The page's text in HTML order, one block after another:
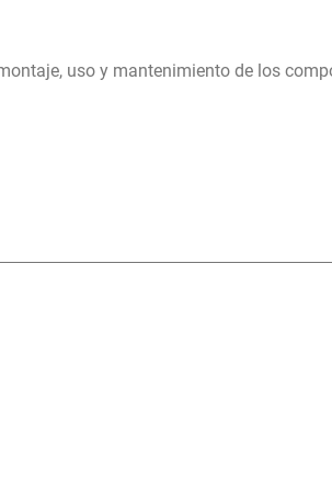
uso y mantenimiento de los